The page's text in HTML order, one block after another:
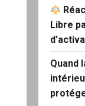
Libre
Quand